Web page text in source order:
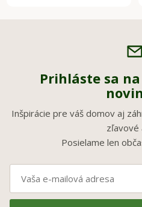
Prihláste sa
Inšpirácie pre váš domov aj
zľavové
Posielame len